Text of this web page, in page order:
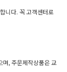
니다. 꼭 고객센터로
, 주문제작상품은 교